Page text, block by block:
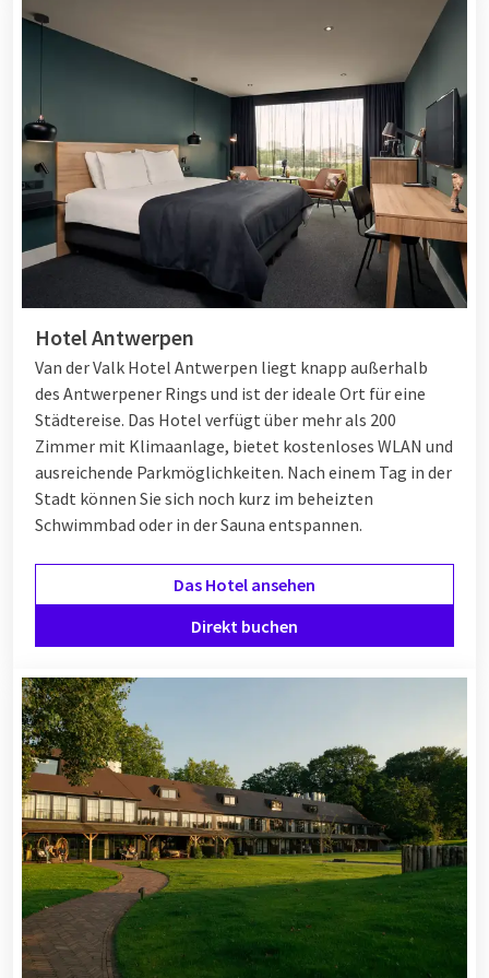
Hotel Antwerpen
Van der Valk Hotel Antwerpen liegt knapp außerhalb
des Antwerpener Rings und ist der ideale Ort für eine
Städtereise. Das Hotel verfügt über mehr als 200
Zimmer mit Klimaanlage, bietet kostenloses WLAN und
ausreichende Parkmöglichkeiten. Nach einem Tag in der
Stadt können Sie sich noch kurz im beheizten
Schwimmbad oder in der Sauna entspannen.
Das Hotel ansehen
Direkt buchen